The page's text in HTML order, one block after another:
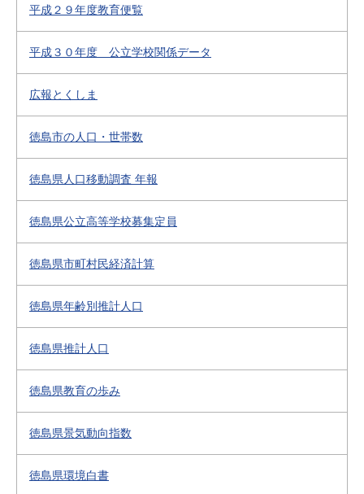
平成２９年度教育便覧
平成３０年度 公立学校関係データ
広報とくしま
徳島市の人口・世帯数
徳島県人口移動調査 年報
徳島県公立高等学校募集定員
徳島県市町村民経済計算
徳島県年齢別推計人口
徳島県推計人口
徳島県教育の歩み
徳島県景気動向指数
徳島県環境白書